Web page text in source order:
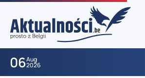
06Aug
2026